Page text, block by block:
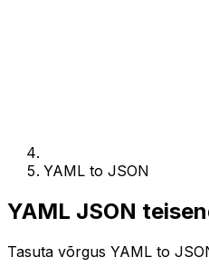
YAML to JSON
YAML JSON
Tasuta võrgus YAML to